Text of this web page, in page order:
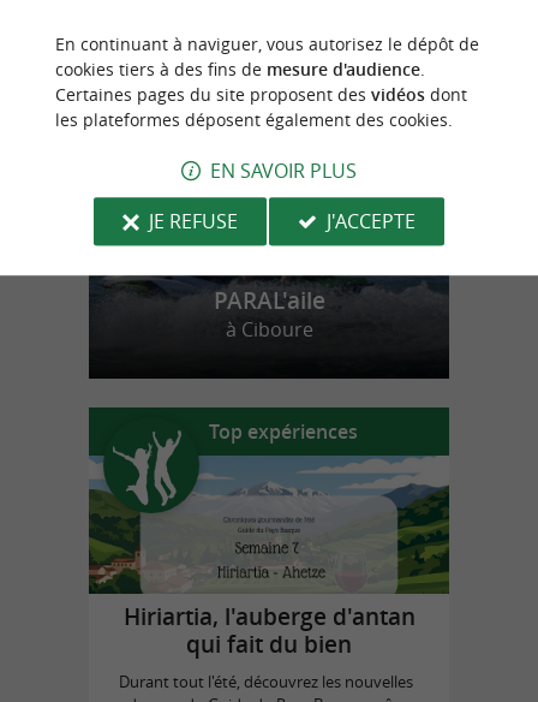
n
o
t
r
e
c
o
u
p
d
e
c
o
e
u
r
PARAL'aile
à Ciboure
Top expériences
Hiriartia, l'auberge d'antan
qui fait du bien
Durant tout l'été, découvrez les nouvelles
En continuant à naviguer, vous autorisez le dépôt de
cookies tiers à des fins de mesure d'audience.
Certaines pages du site proposent des vidéosdont
les plateformes déposent également des cookies.
EN SAVOIR PLUS
JE REFUSE
J'ACCEPTE